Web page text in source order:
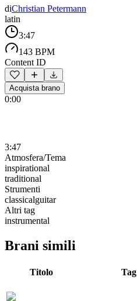
diChristian Petermann
latin
3:47
143 BPM
Content ID
Acquista brano
0:00
3:47
Atmosfera/Tema
inspirational
traditional
Strumenti
classicalguitar
Altri tag
instrumental
Brani simili
Titolo Tag